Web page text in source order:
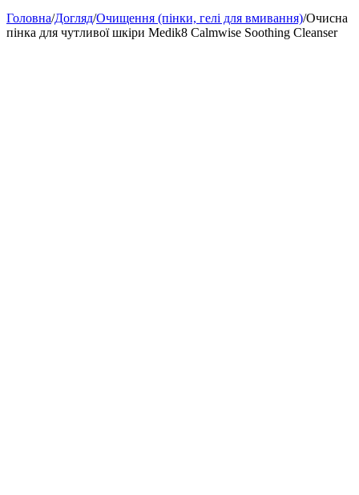
Головна/Догляд/Очищення (пінки, гелі для вмивання)/Очисна
пінка для чутливої ​​шкіри Medik8 Calmwise Soothing Cleanser